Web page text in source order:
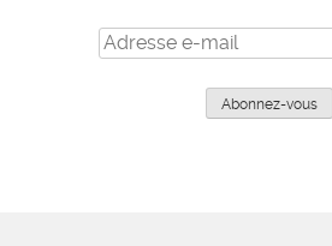
Adresse
e-
Abonnez-vous